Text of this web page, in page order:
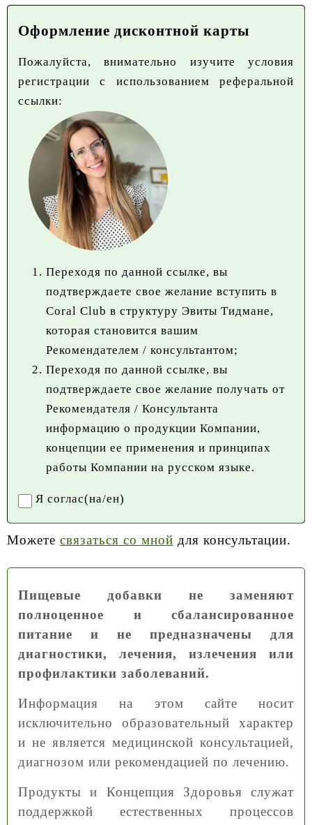
Оформление дисконтной карты
Пожалуйста, внимательно изучите условия
регистрации с использованием реферальной
ссылки:
Переходя по данной ссылке, вы
подтверждаете свое желание вступить в
Coral Club в структуру Эвиты Тидмане,
которая становится вашим
Рекомендателем / консультантом;
Переходя по данной ссылке, вы
подтверждаете свое желание получать от
Рекомендателя / Консультанта
информацию о продукции Компании,
концепции ее применения и принципах
работы Компании на русском языке.
Я соглас(на/ен)
Можете связаться со мной для консультации.
Пищевые добавки не заменяют
полноценное и сбалансированное
питание и не предназначены для
диагностики, лечения, излечения или
профилактики заболеваний.
Информация на этом сайте носит
исключительно образовательный характер
и не является медицинской консультацией,
диагнозом или рекомендацией по лечению.
Продукты и Концепция Здоровья служат
поддержкой естественных процессов